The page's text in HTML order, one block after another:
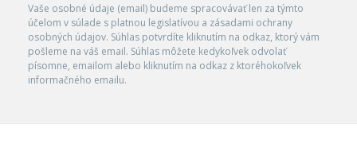
Vaše osobné údaje (email) budeme spracovávať len za týmto
účelom v súlade s platnou legislatívou a zásadami ochrany
osobných údajov. Súhlas potvrdíte kliknutím na odkaz, ktorý vám
pošleme na váš email. Súhlas môžete kedykoľvek odvolať
písomne, emailom alebo kliknutím na odkaz z ktoréhokoľvek
informačného emailu.